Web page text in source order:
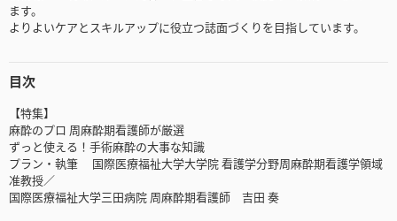
ます。
よりよいケアとスキルアップに役立つ誌面づくりを目指しています。
目次
【特集】
麻酔のプロ 周麻酔期看護師が厳選
ずっと使える！手術麻酔の大事な知識
プラン・執筆 国際医療福祉大学大学院 看護学分野周麻酔期看護学領域
准教授／
国際医療福祉大学三田病院 周麻酔期看護師 吉田 奏